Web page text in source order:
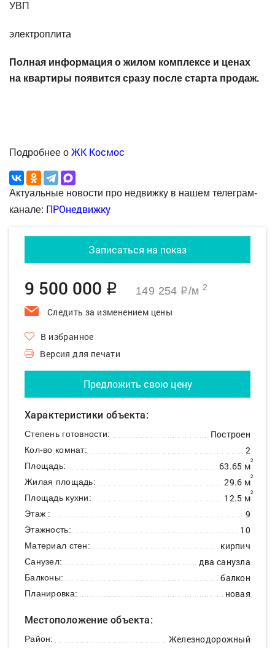
УВП
электроплита
Полная информация о жилом комплексе и ценах
на квартиры появится сразу после старта продаж.
Подробнее о ЖК Космос
Актуальные новости про недвижку в нашем телеграм-
канале: ПРОнедвижку
Записаться на показ
9 500 000 q 149 254 q/м 2
Следить за изменением цены
В избранное
Версия для печати
Предложить свою цену
Характеристики объекта:
Степень готовности: Построен
Кол-во комнат: 2
Площадь: 63.65 м2
Жилая площадь: 29.6 м2
Площадь кухни: 12.5 м2
Этаж : 9
Этажность: 10
Материал стен: кирпич
Санузел: два санузла
Балконы: балкон
Планировка: новая
Местоположение объекта:
Район: Железнодорожный